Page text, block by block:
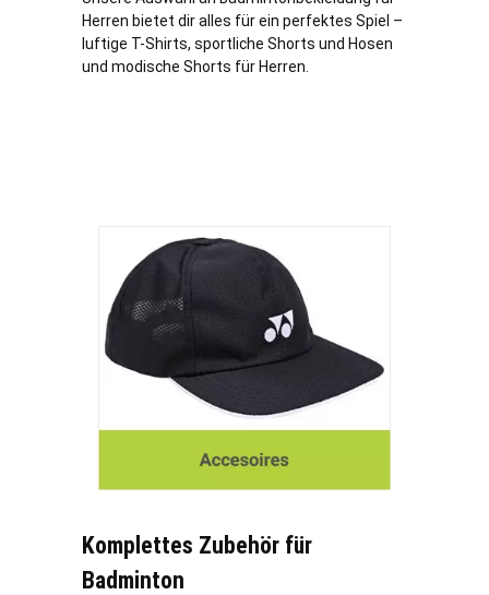
Herren bietet dir alles für ein perfektes Spiel –
luftige T-Shirts, sportliche Shorts und Hosen
und modische Shorts für Herren.
Komplettes Zubehör für
Badminton